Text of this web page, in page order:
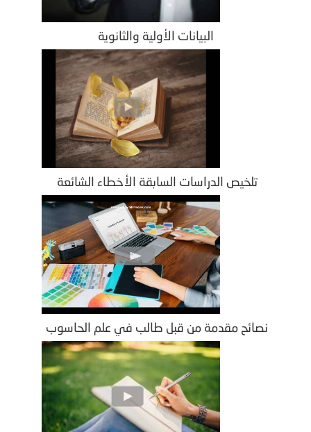
تلخيص الدراسات السابقة الأخطاء الشائعة
نصائح مقدمة من قبل طالب في علم الحاسوب